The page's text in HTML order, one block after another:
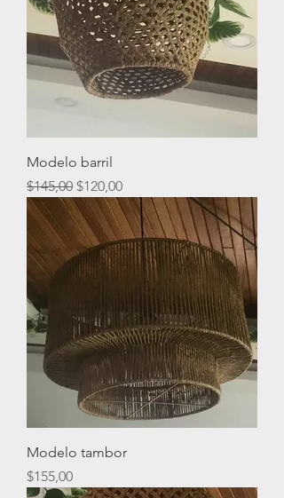
Modelo barril
Precio
$145,00 Precio de oferta
$120,00
Modelo tambor
Precio
$155,00